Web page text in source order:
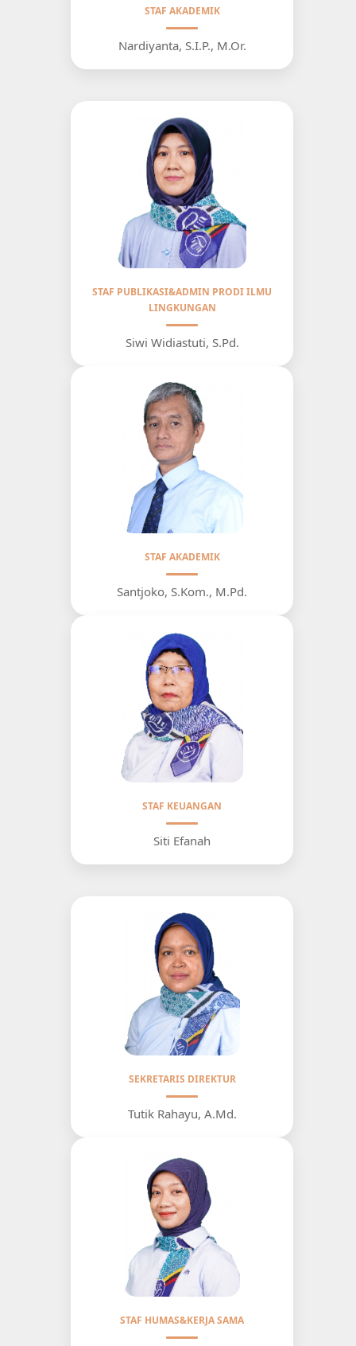
STAF AKADEMIK
Nardiyanta, S.I.P., M.Or.
STAF PUBLIKASI&ADMIN PRODI ILMU
LINGKUNGAN
Siwi Widiastuti, S.Pd.
STAF AKADEMIK
Santjoko, S.Kom., M.Pd.
STAF KEUANGAN
Siti Efanah
SEKRETARIS DIREKTUR
Tutik Rahayu, A.Md.
STAF HUMAS&KERJA SAMA